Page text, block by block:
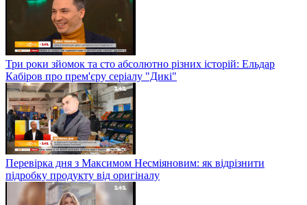
Три роки зйомок та сто абсолютно різних історій: Ельдар
Кабіров про прем'єру серіалу "Дикі"
Перевірка дня з Максимом Несміяновим: як відрізнити
підробку продукту від оригіналу